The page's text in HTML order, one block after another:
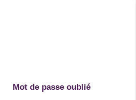
Mot de passe oublié